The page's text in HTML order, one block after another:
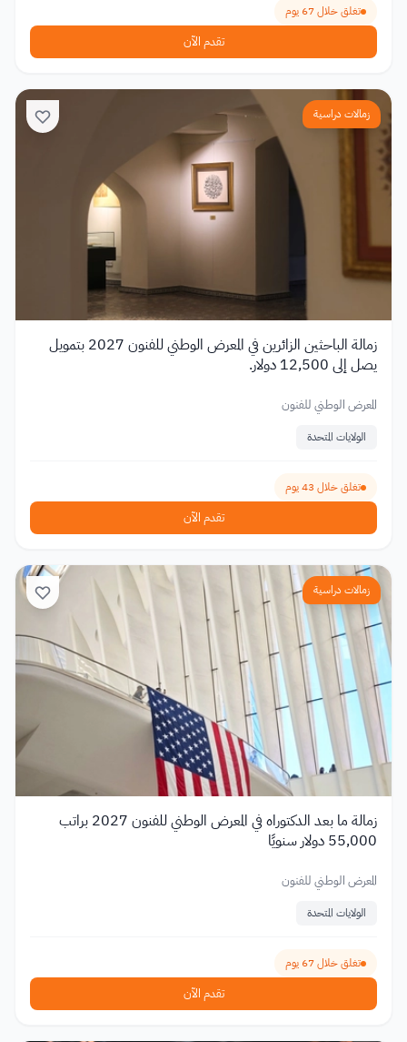
تغلق خلال 67 يوم
تقدم الآن
زمالات دراسية
زمالة الباحثين الزائرين في المعرض الوطني للفنون 2027 بتمويل
يصل إلى 12,500 دولار.
المعرض الوطني للفنون
الولايات المتحدة
تغلق خلال 43 يوم
تقدم الآن
زمالات دراسية
زمالة ما بعد الدكتوراه في المعرض الوطني للفنون 2027 براتب
55,000 دولار سنويًا
المعرض الوطني للفنون
الولايات المتحدة
تغلق خلال 67 يوم
تقدم الآن